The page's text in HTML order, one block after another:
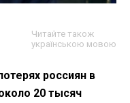
Читайте також
українською мовою
россиян в
20 тысяч